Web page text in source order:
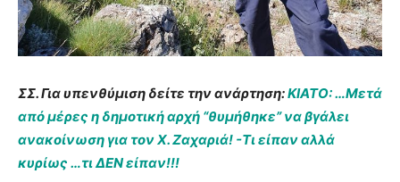
ΣΣ. Για υπενθύμιση δείτε την ανάρτηση:ΚΙΑΤΟ: …Μετά
από μέρες η δημοτική αρχή “θυμήθηκε” να βγάλει
ανακοίνωση για τον Χ. Ζαχαριά! -Τι είπαν αλλά
κυρίως …τι ΔΕΝ είπαν!!!